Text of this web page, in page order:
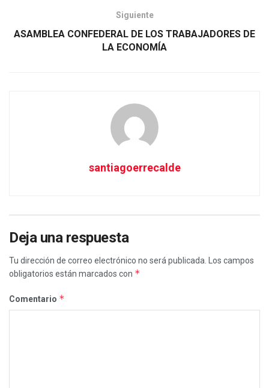
Siguiente
ASAMBLEA CONFEDERAL DE LOS TRABAJADORES DE
LA ECONOMÍA
santiagoerrecalde
Deja una respuesta
Tu dirección de correo electrónico no será publicada.
Los campos
obligatorios están marcados con *
Comentario *